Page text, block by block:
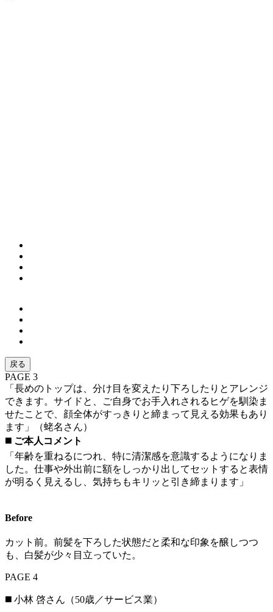
戻る
PAGE 3
「長めのトップは、分け目を変えたり下ろしたりとアレンジ
できます。サイドと、ご自身でお手入れされるヒゲを馴染ま
せたことで、顔全体がすっきりと締まって見える効果もあり
ます」（蛯名さん）
◼️ ご本人コメント
「年齢を重ねるにつれ、特に清潔感を意識するようになりま
した。仕事や外出前に額をしっかり出してセットすると表情
が明るく見えるし、気持ちもキリッと引き締まります」
Before
カット前。前髪を下ろした状態だと柔和な印象を醸しつつ
も、白髪が少々目立っていた。
PAGE 4
◼️ 小林 啓さん（50歳／サービス業）